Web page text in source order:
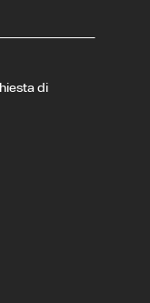
di